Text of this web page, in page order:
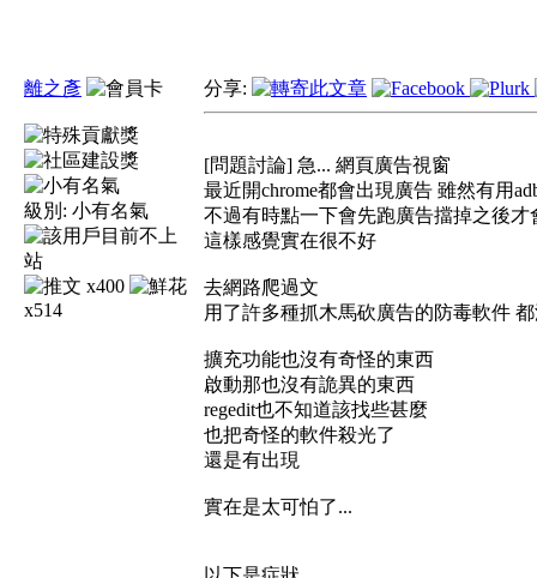
離之彥
級別: 小有名氣
x400
x514
分享:
[問題討論] 急... 網頁廣告視窗
最近開chrome都會出現廣告 雖然有用
不過有時點一下會先跑廣告擋掉之後才
這樣感覺實在很不好
去網路爬過文
用了許多種抓木馬砍廣告的防毒軟件
擴充功能也沒有奇怪的東西
啟動那也沒有詭異的東西
regedit也不知道該找些甚麼
也把奇怪的軟件殺光了
還是有出現
實在是太可怕了...